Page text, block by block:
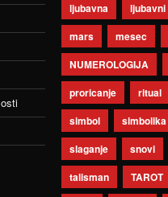
ljubavna
ljubavni
mars
mesec
NUMEROLOGIJA
proricanje
ritual
simbol
simbolika
slaganje
snovi
talisman
TAROT